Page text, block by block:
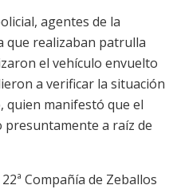
agentes de la
que realizaban patrulla
el vehículo envuelto
a verificar la situación
manifestó que el
a raíz de
Compañía de Zeballos